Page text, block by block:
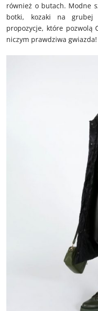
również o butach. Modne
botki, kozaki na
propozycje, które pozwolą
niczym prawdziwa gwiazda!